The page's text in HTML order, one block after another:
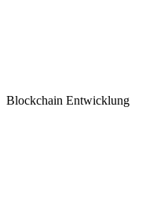
Blockchain Entwicklung